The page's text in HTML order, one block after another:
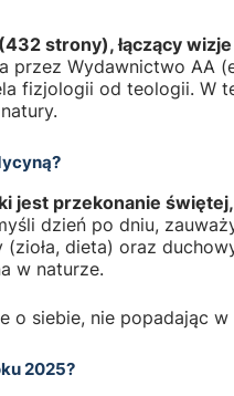
strony), łączący
przez Wydawnictwo AA
fizjologii od teologii. W
jest przekonanie
dzień po dniu,
dieta) oraz
w naturze.
o siebie, nie popadając w
2025?